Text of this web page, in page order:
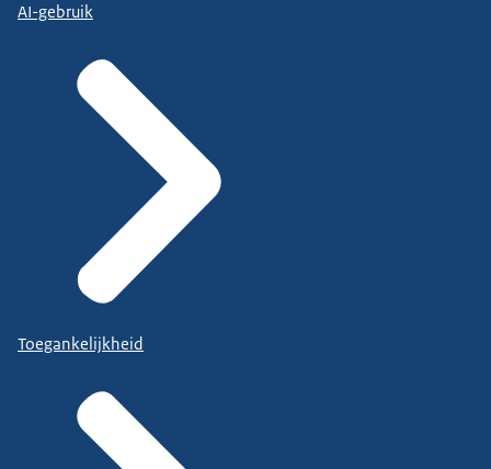
AI-gebruik
Toegankelijkheid